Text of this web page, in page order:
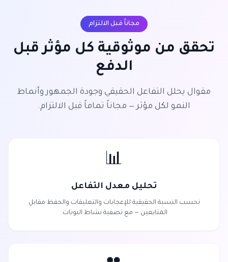
مجاناً قبل الالتزام
تحقق من موثوقية كل مؤثر قبل
الدفع
مقوال يحلل التفاعل الحقيقي وجودة الجمهور وأنماط
النمو لكل مؤثر — مجاناً تماماً قبل الالتزام.
📊
تحليل معدل التفاعل
نحسب النسبة الحقيقية للإعجابات والتعليقات والحفظ مقابل
المتابعين — مع تصفية نشاط البوتات.